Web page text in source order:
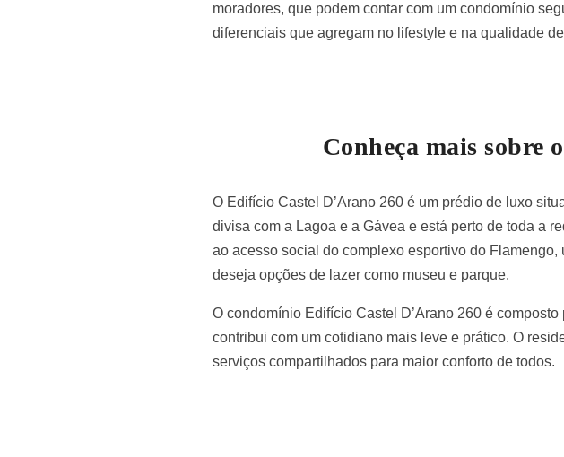
moradores, que podem contar com um condomínio
diferenciais que agregam no lifestyle e na qualidade
Conheça mais sobre
O Edifício Castel D’Arano 260 é um prédio de luxo
divisa com a Lagoa e a Gávea e está perto de toda a
ao acesso social do complexo esportivo do
deseja opções de lazer como museu e parque.
O condomínio Edifício Castel D’Arano 260 é
contribui com um cotidiano mais leve e prático. O
serviços compartilhados para maior conforto de todos.